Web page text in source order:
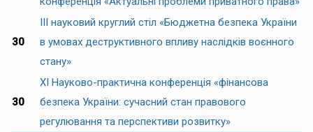
30
ІІІ науковий круглий стіл «Бюджетна безпека України
в умовах деструктивного впливу наслідків воєнного
стану»
30
ХІ Науково-практична конференція «фінансова
безпека України: сучасний стан правового
регулювання та перспективи розвитку»